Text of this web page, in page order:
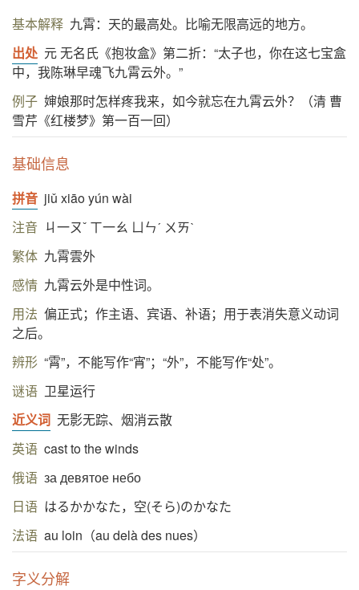
基本解释 九霄：天的最高处。比喻无限高远的地方。
出处 元 无名氏《抱妆盒》第二折：“太子也，你在这七宝盒
中，我陈琳早魂飞九霄云外。”
例子 婶娘那时怎样疼我来，如今就忘在九霄云外？（清 曹
雪芹《红楼梦》第一百一回）
基础信息
拼音 jiǔ xiāo yún wài
注音 ㄐ一ㄡˇ ㄒ一ㄠ ㄩㄣˊ ㄨㄞˋ
繁体 九霄雲外
感情 九霄云外是中性词。
用法 偏正式；作主语、宾语、补语；用于表消失意义动词
之后。
辨形 “霄”，不能写作“宵”；“外”，不能写作“处”。
谜语 卫星运行
近义词 无影无踪、烟消云散
英语 cast to the winds
俄语 за девятое небо
日语 はるかかなた，空(そら)のかなた
法语 au loin（au delà des nues）
字义分解